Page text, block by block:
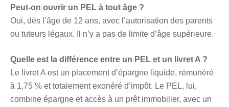
Peut-on ouvrir un PEL à tout âge ?
Oui, dès l’âge de 12 ans, avec l’autorisation des parents
ou tuteurs légaux. Il n’y a pas de limite d’âge supérieure.
Quelle est la différence entre un PEL et un livret A ?
Le livret A est un placement d’épargne liquide, rémunéré
à 1,75 % et totalement exonéré d’impôt. Le PEL, lui,
combine épargne et accès à un prêt immobilier, avec un